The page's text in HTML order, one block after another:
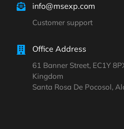
info@msexp.com
Customer support
Office Address
61 Banner Street, EC1Y
Kingdom
Santa Rosa De Pocosol,